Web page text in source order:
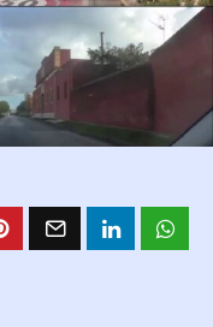
mercante
d’arte